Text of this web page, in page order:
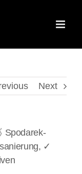
Next
Spodarek-
✓